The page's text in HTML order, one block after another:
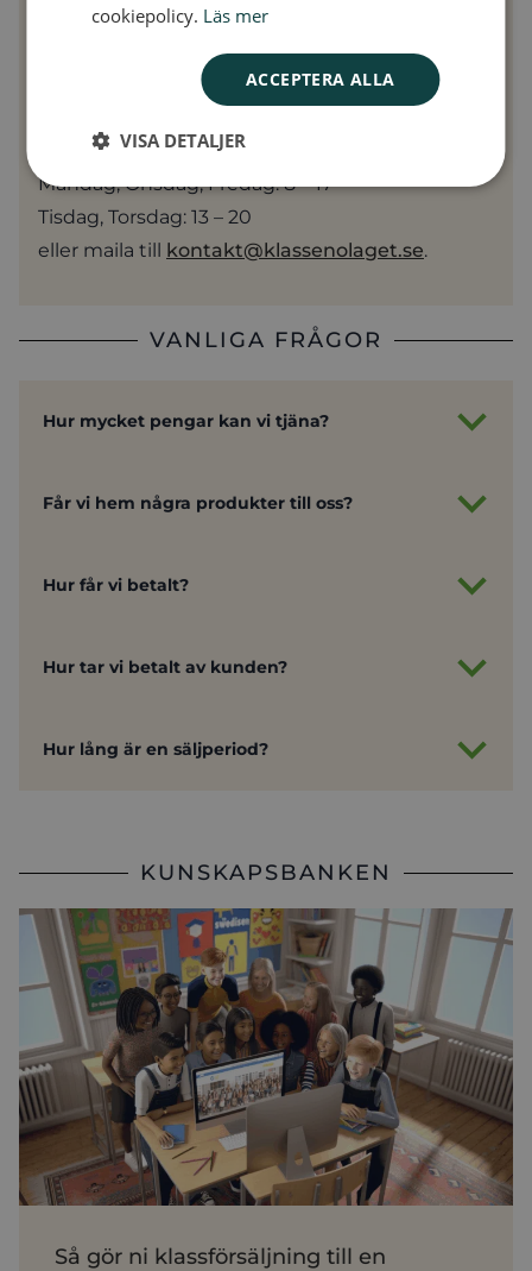
Kom igång direkt, regsitrera er försäljning i
formuläret. Har ni några frågor under
registreringen är det enkelt att ringa till oss på
Telefontider:
Måndag, Onsdag, Fredag: 8 – 17
Tisdag, Torsdag: 13 – 20
eller maila till kontakt@klassenolaget.se.
VANLIGA FRÅGOR
Hur mycket pengar kan vi tjäna?
Får vi hem några produkter till oss?
Hur får vi betalt?
Hur tar vi betalt av kunden?
Hur lång är en säljperiod?
KUNSKAPSBANKEN
Så gör ni klassförsäljning till en
cookiepolicy. Läs mer
ACCEPTERA ALLA
VISA DETALJER